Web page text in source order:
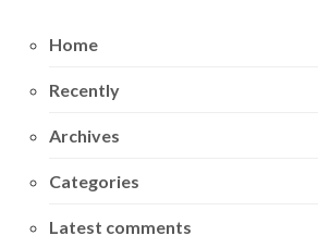
Home
Recently
Archives
Categories
Latest comments